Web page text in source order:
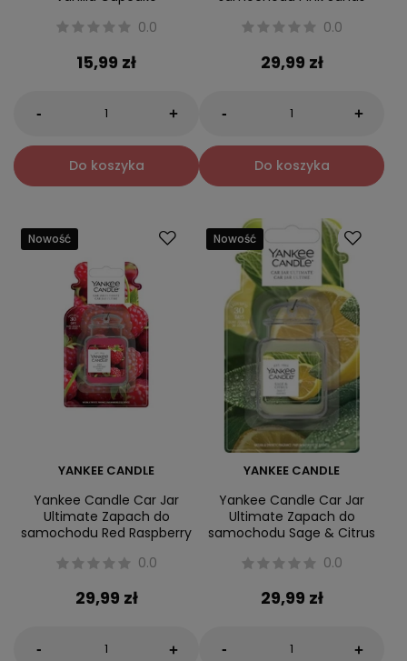
0.0
15,99 zł
- +
Do koszyka
0.0
29,99 zł
- +
Do koszyka
Nowość
YANKEE CANDLE
Yankee Candle Car Jar
Ultimate Zapach do
samochodu Red Raspberry
0.0
29,99 zł
- +
Nowość
YANKEE CANDLE
Yankee Candle Car Jar
Ultimate Zapach do
samochodu Sage & Citrus
0.0
29,99 zł
- +